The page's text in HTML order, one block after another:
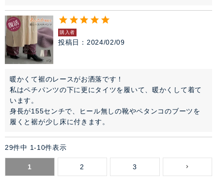
購入者
投稿日 2024/02/09
暖かくて裾のレースがお洒落です！
私はペチパンツの下に更にタイツを履いて、暖かくして着て
います。
身長が155センチで、ヒール無しの靴やペタンコのブーツを
履くと裾が少し床に付きます。
29件中 1-10件表示
1 2 3